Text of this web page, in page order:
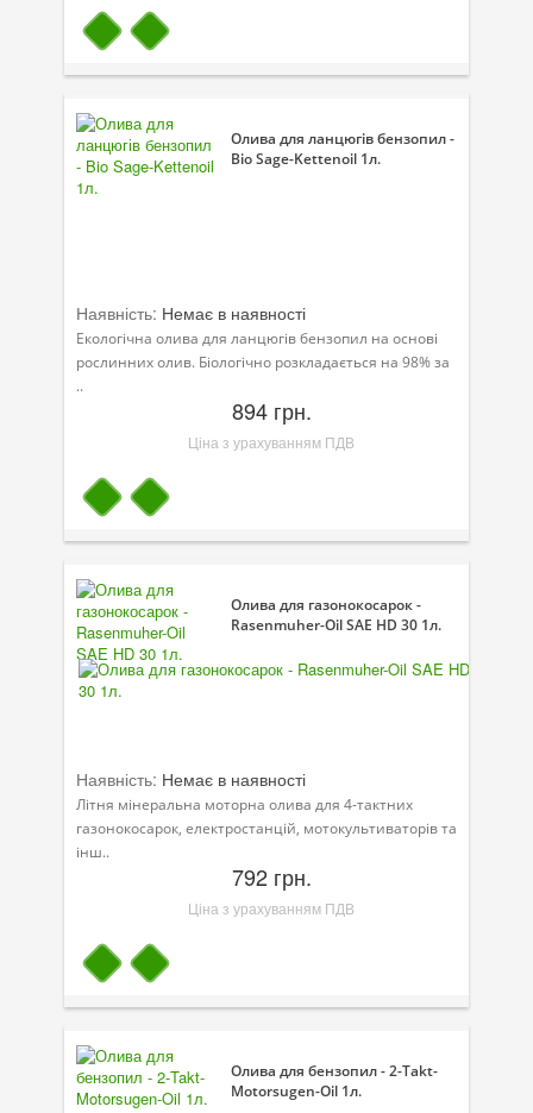
Олива для ланцюгів бензопил -
Bio Sage-Kettenoil 1л.
Наявність: Немає в наявності
Екологічна олива для ланцюгів бензопил на основі
рослинних олив. Біологічно розкладається на 98% за
..
894 грн.
Ціна з урахуванням ПДВ
Олива для газонокосарок -
Rasenmuher-Oil SAE HD 30 1л.
Наявність: Немає в наявності
Літня мінеральна моторна олива для 4-тактних
газонокосарок, електростанцій, мотокультиваторів та
інш..
792 грн.
Ціна з урахуванням ПДВ
Олива для бензопил - 2-Takt-
Motorsugen-Oil 1л.